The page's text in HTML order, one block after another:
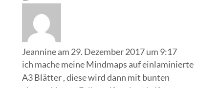
Jeannineam 29. Dezember 2017 um 9:17
ich mache meine Mindmaps auf einlaminierte
A3 Blätter , diese wird dann mit bunten